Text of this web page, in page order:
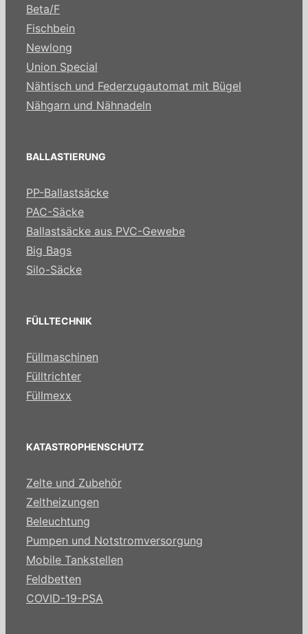
Beta/F
Fischbein
Newlong
Union Special
Nähtisch und Federzugautomat mit Bügel
Nähgarn und Nähnadeln
BALLASTIERUNG
PP-Ballastsäcke
PAC-Säcke
Ballastsäcke aus PVC-Gewebe
Big Bags
Silo-Säcke
FÜLLTECHNIK
Füllmaschinen
Fülltrichter
Füllmexx
KATASTROPHENSCHUTZ
Zelte und Zubehör
Zeltheizungen
Beleuchtung
Pumpen und Notstromversorgung
Mobile Tankstellen
Feldbetten
COVID-19-PSA